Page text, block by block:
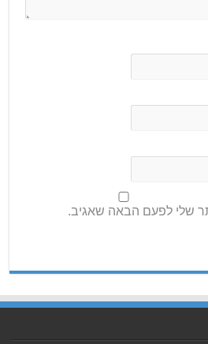
שלי לפעם הבאה שאגיב.